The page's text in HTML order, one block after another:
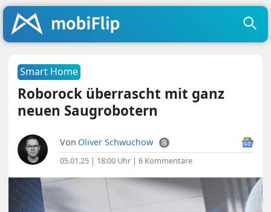
Smart Home
Roborock überrascht mit ganz
neuen Saugrobotern
Von Oliver Schwuchow
05.01.25 | 18:00 Uhr |6 Kommentare